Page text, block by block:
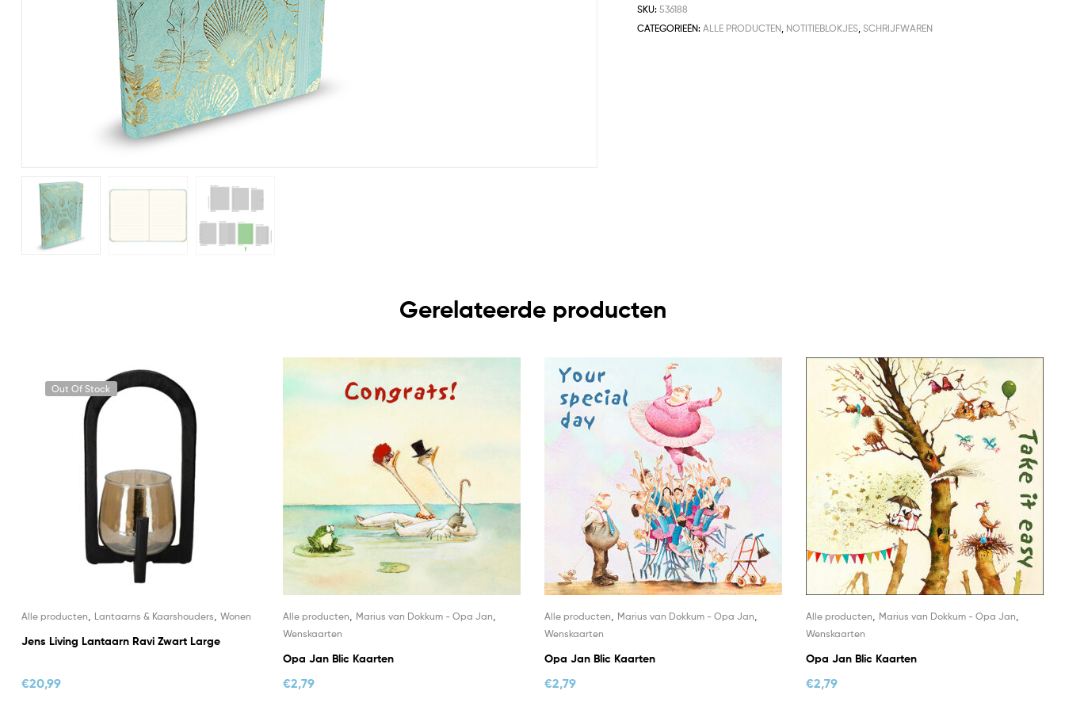
SKU:536188
CATEGORIEËN:ALLE PRODUCTEN NOTITIEBLOKJES ,SCHRIJFWAREN
Gerelateerde producten
Out Of Stock
Alle producten, Lantaarns & Kaarshouders, Wonen
Jens Living Lantaarn Ravi Zwart Large
€20,99
Alle producten, Marius van Dokkum - Opa Jan,
Wenskaarten
Opa Jan Blic Kaarten
€2,79
Alle producten, Marius van Dokkum - Opa Jan,
Wenskaarten
Opa Jan Blic Kaarten
€2,79
Alle producten, Marius van Dokkum - Opa Jan,
Wenskaarten
Opa Jan Blic Kaarten
€2,79